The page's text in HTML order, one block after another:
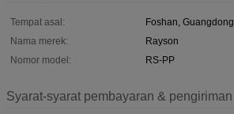
Tempat asal:
Foshan, Guangdong
Nama merek:
Rayson
Nomor model:
RS-PP
Syarat-syarat pembayaran & pengiriman